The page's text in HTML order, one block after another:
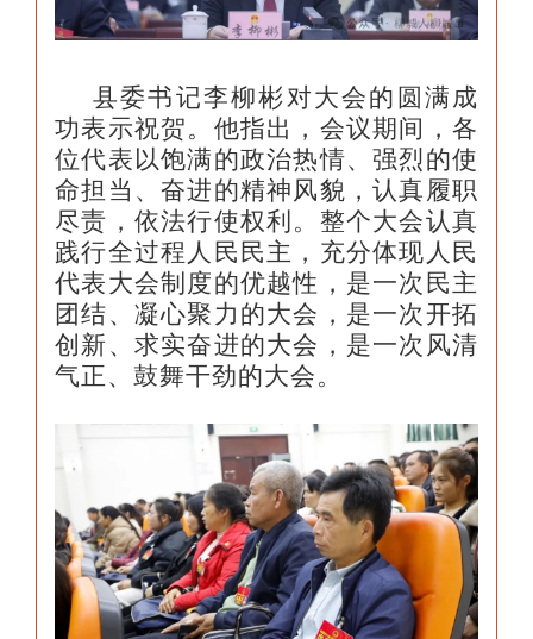
县委书记李柳彬对大会的圆满成
功表示祝贺。他指出，会议期间，各
位代表以饱满的政治热情、强烈的使
命担当、奋进的精神风貌，认真履职
尽责，依法行使权利。整个大会认真
践行全过程人民民主，充分体现人民
代表大会制度的优越性，是一次民主
团结、凝心聚力的大会，是一次开拓
创新、求实奋进的大会，是一次风清
气正、鼓舞干劲的大会。